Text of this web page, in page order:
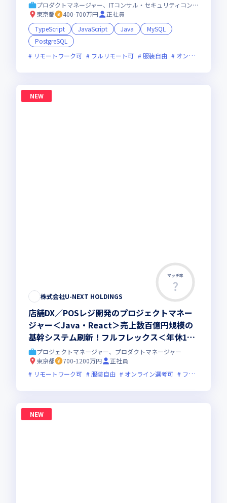
プロダクトマネージャー、ITコンサル・セキュリティコンサル
東京都
400-700万円
正社員
TypeScript
JavaScript Java
MySQL
PostgreSQL
リモートワーク可
フルリモート可 服装自由 オンライン選考可
NEW
マッチ率
株式会社U-NEXT HOLDINGS
店舗DX／POSレジ開発のプロジェクトマネー
ジャー＜Java・React＞売上数百億円規模の
基幹システム刷新！フルフレックス＜年休125
日以上＞
プロジェクトマネージャー、プロダクトマネージャー
東京都
700-1200万円
正社員
リモートワーク可
服装自由 オンライン選考可 フレックス制度あり
NEW